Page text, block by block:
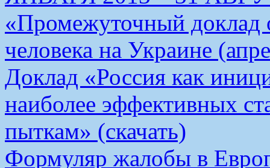
«Промежуточный доклад
человека на Украине
Доклад «Россия как
наиболее эффективных
пыткам» (скачать)
Формуляр жалобы в